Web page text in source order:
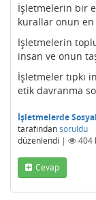
İşletmelerin bir
kurallar onun en
İşletmelerin
insan ve onun
İşletmeler tıpkı
etik davranma
İşletmelerde
tarafındansoruldu
düzenlendi | 404
Cevap